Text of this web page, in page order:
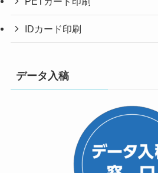
IDカード印刷
データ入稿